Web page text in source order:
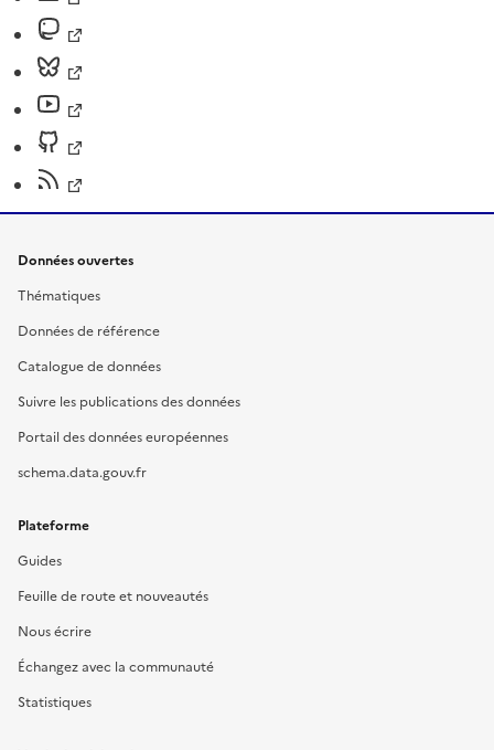
Données ouvertes
Thématiques
Données de référence
Catalogue de données
Suivre les publications des données
Portail des données européennes
schema.data.gouv.fr
Plateforme
Guides
Feuille de route et nouveautés
Nous écrire
Échangez avec la communauté
Statistiques